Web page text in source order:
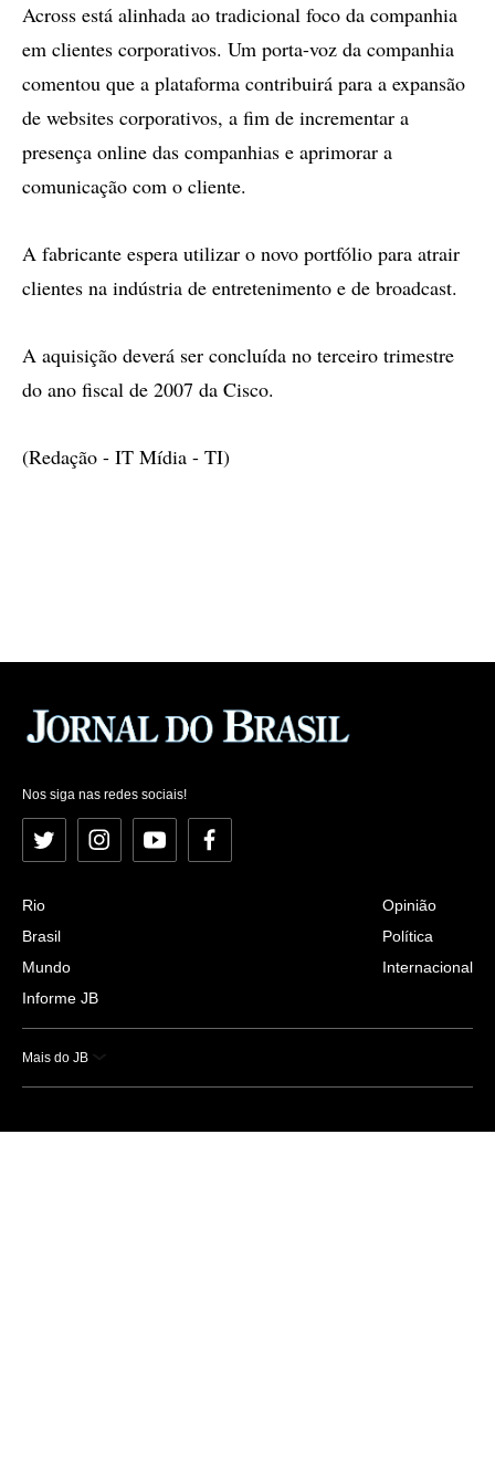
Across está alinhada ao tradicional foco da companhia
em clientes corporativos. Um porta-voz da companhia
comentou que a plataforma contribuirá para a expansão
de websites corporativos, a fim de incrementar a
presença online das companhias e aprimorar a
comunicação com o cliente.
A fabricante espera utilizar o novo portfólio para atrair
clientes na indústria de entretenimento e de broadcast.
A aquisição deverá ser concluída no terceiro trimestre
do ano fiscal de 2007 da Cisco.
(Redação - IT Mídia - TI)
Nos siga nas redes sociais!
Twitter InstagramYouTubeFacebook
Rio
Brasil
Mundo
Informe JB
Opinião
Política
Internacional
Mais do JB
Esportes